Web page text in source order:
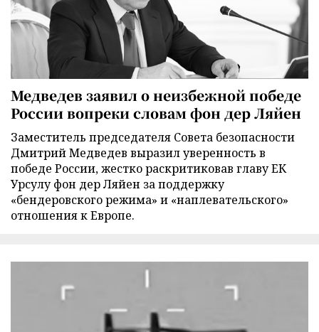
Медведев заявил о неизбежной победе
России вопреки словам фон дер Ляйен
Заместитель председателя Совета безопасности
Дмитрий Медведев выразил уверенность в
победе России, жестко раскритиковав главу ЕК
Урсулу фон дер Ляйен за поддержку
«бендеровского режима» и «наплевательского»
отношения к Европе.